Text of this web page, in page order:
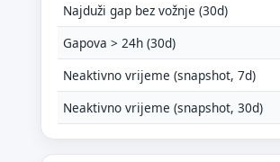
Najduži gap bez vožnje (30d)
Gapova > 24h (30d)
Neaktivno vrijeme (snapshot, 7d)
Neaktivno vrijeme (snapshot, 30d)